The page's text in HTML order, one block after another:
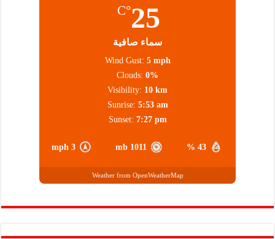
25
°C
سماء صافية
43 %
1011 mb
3 mph
Wind Gust: 5 mph
Clouds: 0%
Visibility: 10 km
Sunrise: 5:53 am
Sunset: 7:27 pm
Weather from OpenWeatherMap